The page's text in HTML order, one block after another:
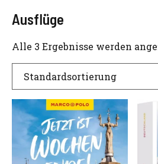
Ausflüge
Alle 3 Ergebnisse werden